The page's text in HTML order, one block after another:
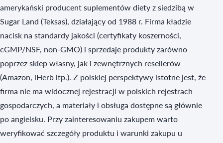
amerykański producent suplementów diety z siedzibą w
Sugar Land (Teksas), działający od 1988 r. Firma kładzie
nacisk na standardy jakości (certyfikaty koszerności,
cGMP/NSF, non‑GMO) i sprzedaje produkty zarówno
poprzez sklep własny, jak i zewnętrznych resellerów
(Amazon, iHerb itp.). Z polskiej perspektywy istotne jest, że
firma nie ma widocznej rejestracji w polskich rejestrach
gospodarczych, a materiały i obsługa dostępne są głównie
po angielsku. Przy zainteresowaniu zakupem warto
weryfikować szczegóły produktu i warunki zakupu u